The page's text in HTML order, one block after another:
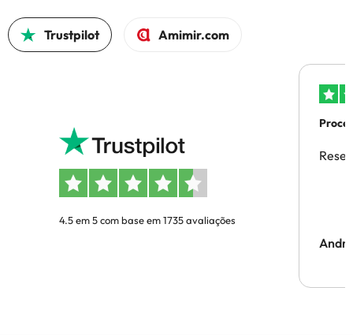
Trustpilot Amimir.com
4.5 em 5 com base em 1735 avaliações